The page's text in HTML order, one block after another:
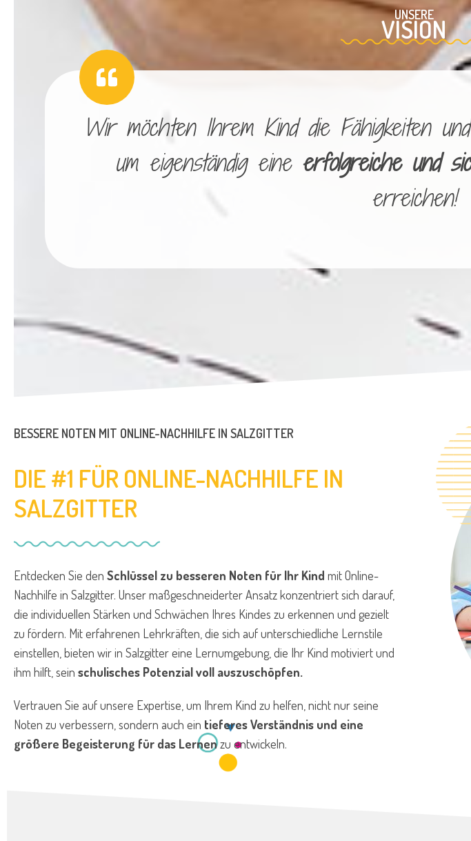
UNSERE
VISION
Wir möchten Ihrem Kind die Fähigkeiten
um eigenständig eine erfolgreiche und
erreichen!
BESSERE NOTEN MIT ONLINE-NACHHILFE IN SALZGITTER
DIE #1 FÜR ONLINE-NACHHILFE IN
SALZGITTER
Entdecken Sie den Schlüssel zu besseren Noten für Ihr Kind mit Online-
Nachhilfe in Salzgitter. Unser maßgeschneiderter Ansatz konzentriert sich darauf,
die individuellen Stärken und Schwächen Ihres Kindes zu erkennen und gezielt
zu fördern. Mit erfahrenen Lehrkräften, die sich auf unterschiedliche Lernstile
einstellen, bieten wir in Salzgitter eine Lernumgebung, die Ihr Kind motiviert und
ihm hilft, sein schulisches Potenzial voll auszuschöpfen.
Vertrauen Sie auf unsere Expertise, um Ihrem Kind zu helfen, nicht nur seine
Noten zu verbessern, sondern auch ein tieferes Verständnis und eine
größere Begeisterung für das Lernenzu entwickeln.